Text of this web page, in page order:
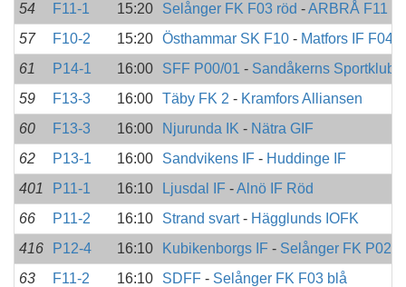
54
F11-1 15:20 Selånger FK F03 röd -ARBRÅ F11
57
F10-2 15:20 Östhammar SK F10 - Matfors IF F04
61
P14-1 16:00 SFF P00/01 - Sandåkerns Sportklubb
59
F13-3 16:00 Täby FK 2 - Kramfors Alliansen
60
F13-3 16:00 Njurunda IK - Nätra GIF
62
P13-1 16:00 Sandvikens IF - Huddinge IF
401
P11-1 16:10 Ljusdal IF -Alnö IF Röd
66
P11-2 16:10 Strand svart- Hägglunds IOFK
416
P12-4 16:10 Kubikenborgs IF - Selånger FK P02
63
F11-2 16:10 SDFF - Selånger FK F03 blå